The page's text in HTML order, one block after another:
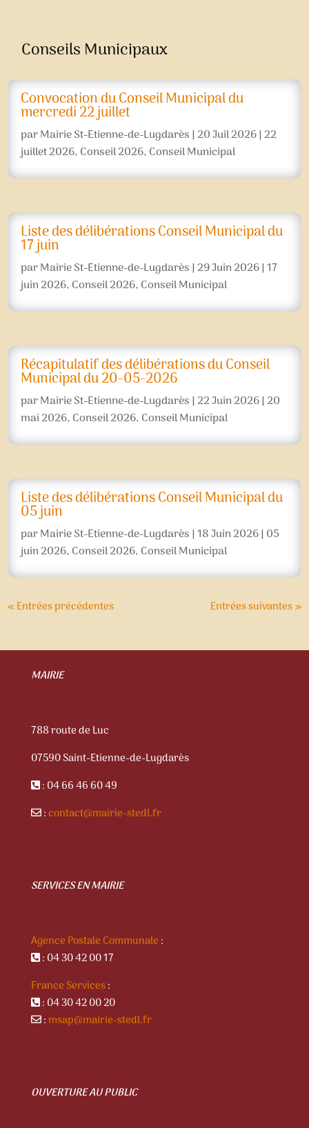
Conseils Municipaux
Convocation du Conseil Municipal du
mercredi 22 juillet
parMairie St-Etienne-de-Lugdarès|20 Juil 2026|22
juillet 2026, Conseil 2026, Conseil Municipal
Liste des délibérations Conseil Municipal du
17 juin
parMairie St-Etienne-de-Lugdarès|29 Juin 2026|17
juin 2026, Conseil 2026, Conseil Municipal
Récapitulatif des délibérations du Conseil
Municipal du 20-05-2026
parMairie St-Etienne-de-Lugdarès|22 Juin 2026|20
mai 2026, Conseil 2026, Conseil Municipal
Liste des délibérations Conseil Municipal du
05 juin
parMairie St-Etienne-de-Lugdarès|18 Juin 2026| 05
juin 2026, Conseil 2026, Conseil Municipal
« Entrées précédentes Entrées suivantes »
MAIRIE
788 route de Luc
07590 Saint-Etienne-de-Lugdarès
: 04 66 46 60 49
:contact@mairie-stedl.fr
SERVICES EN MAIRIE
Agence Postale Communale :
: 04 30 42 00 17
France Services:
: 04 30 42 00 20
:msap@mairie-stedl.fr
OUVERTURE AU PUBLIC